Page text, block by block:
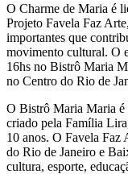
O Charme de Maria é
Projeto Favela Faz
importantes que
movimento cultural. O
16hs no Bistrô Maria
no Centro do Rio de
O Bistrô Maria Maria é
criado pela Família
10 anos. O Favela Faz
do Rio de Janeiro e
cultura, esporte,